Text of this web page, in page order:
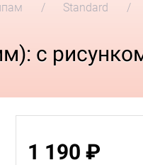
Standard
с
1 190 ₽